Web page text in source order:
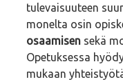
tulevaisuuteen
monelta osin
osaamisen sekä
Opetuksessa
mukaan